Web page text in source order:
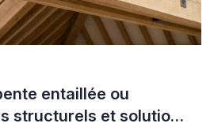
entaillée ou
structurels et solutions